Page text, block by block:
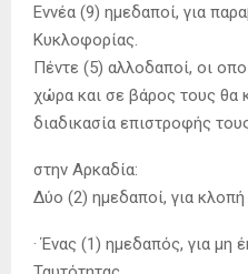
Εννέα (9) ημεδαποί, για
Κυκλοφορίας.
Πέντε (5) αλλοδαποί, οι
χώρα και σε βάρος τους θα
διαδικασία επιστροφής
στην Αρκαδία:
Δύο (2) ημεδαποί, για κλοπή
· Ένας (1) ημεδαπός, για μη